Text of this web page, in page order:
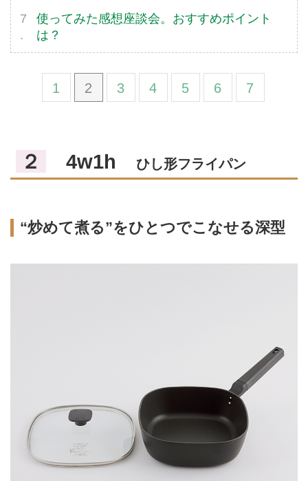
使ってみた感想座談会。おすすめポイント
は？
1 2 3 4 5 6 7
２ 4w1h ひし形フライパン
“炒めて煮る”をひとつでこなせる深型